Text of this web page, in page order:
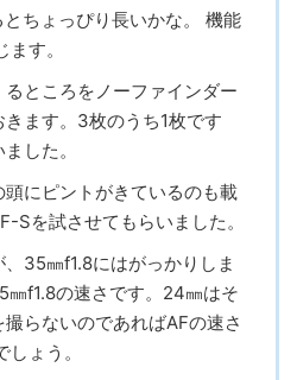
ちょっぴり長いかな。 機能
す。
ところをノーファインダー
ます。3枚のうち1枚です
した。
にピントがきているのも載
Sを試させてもらいました。
35㎜f1.8にはがっかりしま
㎜f1.8の速さです。24㎜はそ
らないのであればAFの速さ
ょう。